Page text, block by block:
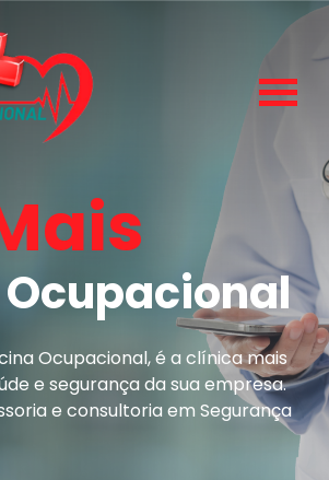
Ocupacional
Ocupacional, é a clínica mais
e segurança da sua empresa.
e consultoria em Segurança